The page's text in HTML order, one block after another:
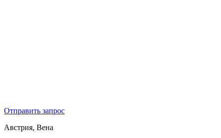
Отправить запрос
Австрия, Вена